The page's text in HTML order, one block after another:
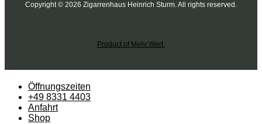
Copyright © 2026 Zigarrenhaus Heinrich Sturm. All rights reserved.
Product of Mehr.Wert.
Öffnungszeiten
+49 8331 4403
Anfahrt
Shop